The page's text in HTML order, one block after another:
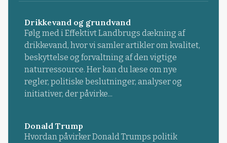
Drikkevand og grundvand
Følg med i Effektivt Landbrugs dækning af
drikkevand, hvor vi samler artikler om kvalitet,
beskyttelse og forvaltning af den vigtige
naturressource. Her kan du læse om nye
regler, politiske beslutninger, analyser og
initiativer, der påvirke...
Donald Trump
Hvordan påvirker Donald Trumps politik